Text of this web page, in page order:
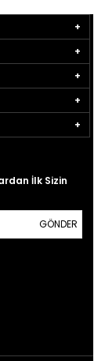
İlk Sizin
GÖNDER